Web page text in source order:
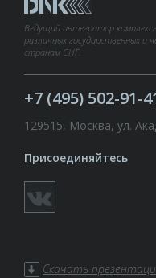
Ведущий интегратор
различных государственных и
странам СНГ.
+7 (495) 502-91-
129515, Москва, ул.
Присоединяйтесь
Скачать